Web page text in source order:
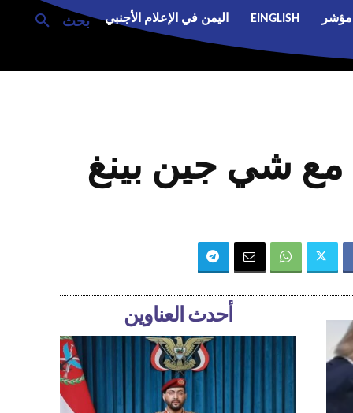
بحث مؤشر EINGLISH اليمن في الإعلام الأجنبي
مع شي جين بينغ
أحدث العناوين